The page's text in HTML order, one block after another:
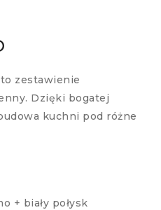
zestawienie
Dzięki bogatej
kuchni pod różne
+ biały połysk